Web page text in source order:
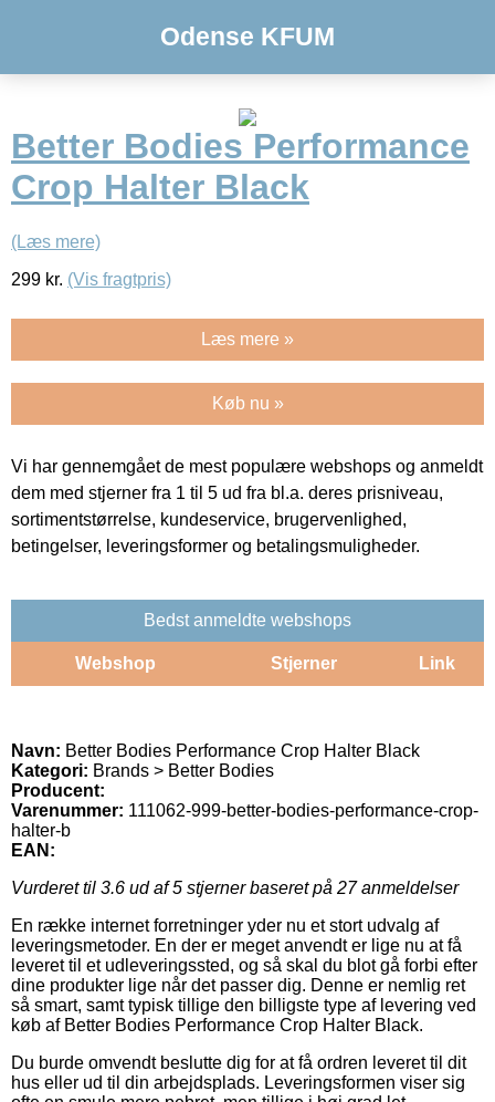
Odense KFUM
Better Bodies Performance
Crop Halter Black
(Læs mere)
299 kr. (Vis fragtpris)
Læs mere »
Køb nu »
Vi har gennemgået de mest populære webshops og anmeldt
dem med stjerner fra 1 til 5 ud fra bl.a. deres prisniveau,
sortimentstørrelse, kundeservice, brugervenlighed,
betingelser, leveringsformer og betalingsmuligheder.
Bedst anmeldte webshops
Webshop Stjerner Link
Navn: Better Bodies Performance Crop Halter Black
Kategori: Brands > Better Bodies
Producent:
Varenummer: 111062-999-better-bodies-performance-crop-
halter-b
EAN:
Vurderet til 3.6 ud af 5 stjerner baseret på 27anmeldelser
En række internet forretninger yder nu et stort udvalg af
leveringsmetoder. En der er meget anvendt er lige nu at få
leveret til et udleveringssted, og så skal du blot gå forbi efter
dine produkter lige når det passer dig. Denne er nemlig ret
så smart, samt typisk tillige den billigste type af levering ved
køb af Better Bodies Performance Crop Halter Black.
Du burde omvendt beslutte dig for at få ordren leveret til dit
hus eller ud til din arbejdsplads. Leveringsformen viser sig